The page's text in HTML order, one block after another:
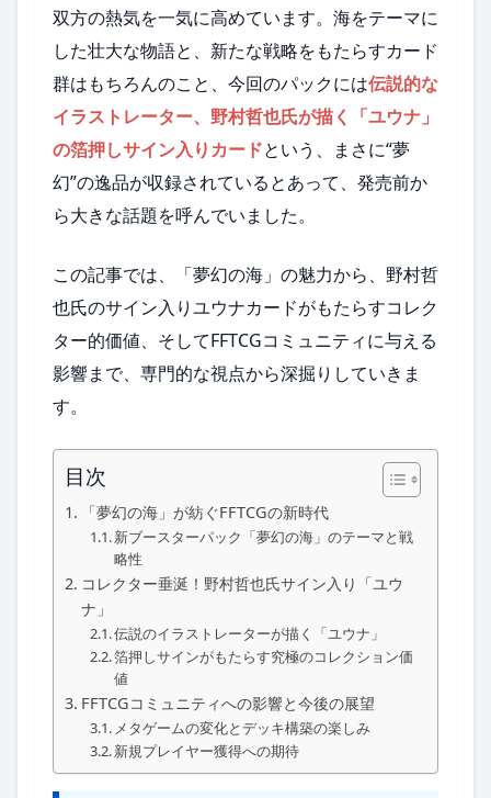
双方の熱気を一気に高めています。海をテーマに
した壮大な物語と、新たな戦略をもたらすカード
群はもちろんのこと、今回のパックには伝説的な
イラストレーター、野村哲也氏が描く「ユウナ」
の箔押しサイン入りカードという、まさに“夢
幻”の逸品が収録されているとあって、発売前か
ら大きな話題を呼んでいました。
この記事では、「夢幻の海」の魅力から、野村哲
也氏のサイン入りユウナカードがもたらすコレク
ター的価値、そしてFFTCGコミュニティに与える
影響まで、専門的な視点から深掘りしていきま
す。
目次
「夢幻の海」が紡ぐFFTCGの新時代
新ブースターパック「夢幻の海」のテーマと戦
略性
コレクター垂涎！野村哲也氏サイン入り「ユウ
ナ」
伝説のイラストレーターが描く「ユウナ」
箔押しサインがもたらす究極のコレクション価
値
FFTCGコミュニティへの影響と今後の展望
メタゲームの変化とデッキ構築の楽しみ
新規プレイヤー獲得への期待